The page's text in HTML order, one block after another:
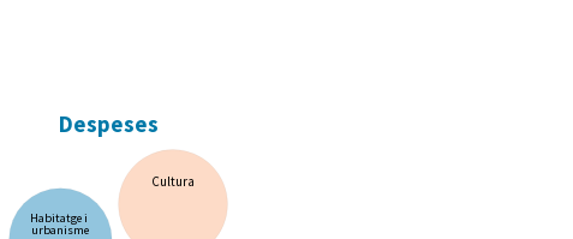
Despeses
Cultura
Habitatge i
urbanisme